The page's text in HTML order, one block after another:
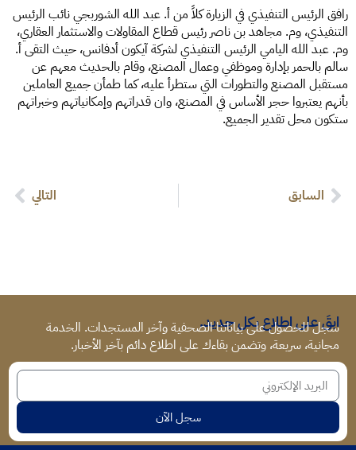
رافق الرئيس التنفيذي في الزيارة كلاً من أ. عبد الله الشوربجي نائب الرئيس
التنفيذي، وم. مجاهد بن ناصر رئيس قطاع المقاولات والاستثمار العقاري،
وم. عبد الله اليامي الرئيس التنفيذي لشركة آيكون أدفانس، حيث التقى أ.
سالم بالحمر بإدارة وموظفي وعمال المصنع، وقام بالحديث معهم عن
مستقبل المصنع والتطورات التي ستطرأ عليه، كما طمأن جميع العاملين
بأنهم يعتبروا حجر الأساس في المصنع، وان قدراتهم وإمكانياتهم وخبراتهم
ستكون محل تقدير الجميع.
السابق التالي
ابقَ على اطلاع بكل جديد.
سجل للحصول على بياناتنا الصحفية وآخر المستجدات. الخدمة
مجانية، سريعة، وتضمن بقاءك على اطلاع دائم بآخر الأخبار.
سجل الآن